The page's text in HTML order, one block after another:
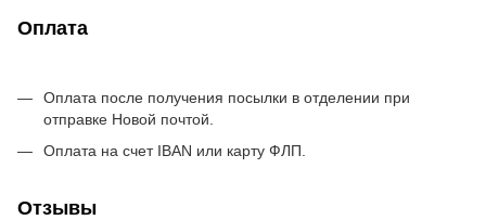
Оплата
Оплата после получения посылки в отделении при
отправке Новой почтой.
Оплата на счет IBAN или карту ФЛП.
Отзывы